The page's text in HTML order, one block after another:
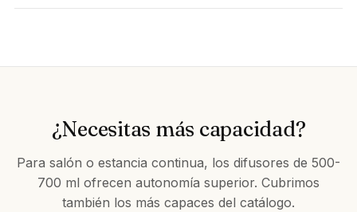
¿Necesitas más capacidad?
Para salón o estancia continua, los difusores de 500-
700 ml ofrecen autonomía superior. Cubrimos
también los más capaces del catálogo.